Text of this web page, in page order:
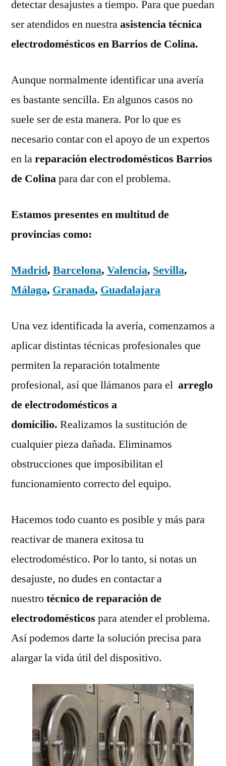
detectar desajustes a tiempo. Para que puedan
ser atendidos en nuestraasistencia técnica
electrodomésticos en Barrios de Colina.
Aunque normalmente identificar una avería
es bastante sencilla. En algunos casos no
suele ser de esta manera. Por lo que es
necesario contar con el apoyo de un expertos
en lareparación electrodomésticos Barrios
de Colinapara dar con el problema.
Estamos presentes en multitud de
provincias como:
Madrid, Barcelona, Valencia, Sevilla,
Málaga, Granada, Guadalajara
Una vez identificada la avería, comenzamos a
aplicar distintas técnicas profesionales que
permiten la reparación totalmente
profesional, así que llámanos para el arreglo
de electrodomésticos a
domicilio. Realizamos la sustitución de
cualquier pieza dañada. Eliminamos
obstrucciones que imposibilitan el
funcionamiento correcto del equipo.
Hacemos todo cuanto es posible y más para
reactivar de manera exitosa tu
electrodoméstico. Por lo tanto, si notas un
desajuste, no dudes en contactar a
nuestrotécnico de reparación de
electrodomésticos para atender el problema.
Así podemos darte la solución precisa para
alargar la vida útil del dispositivo.